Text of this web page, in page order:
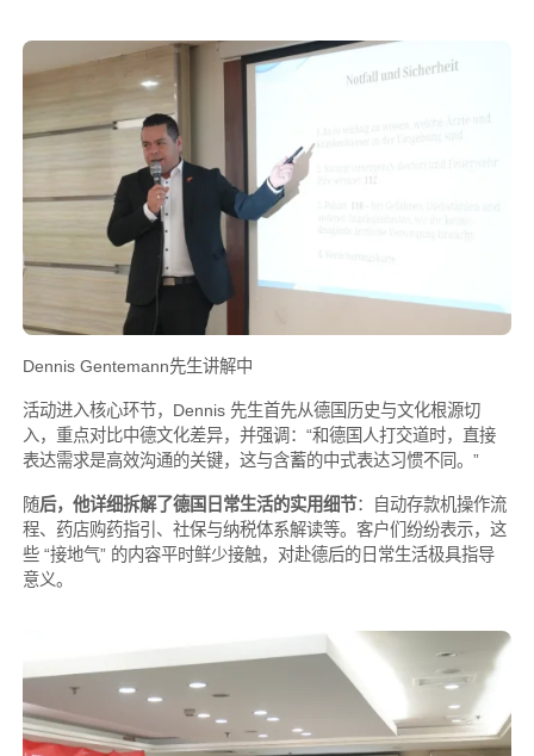
Dennis Gentemann先生讲解中
活动进入核心环节，Dennis 先生首先从德国历史与文化根源切
入，重点对比中德文化差异，并强调：“和德国人打交道时，直接
表达需求是高效沟通的关键，这与含蓄的中式表达习惯不同。”
随后，他详细拆解了德国日常生活的实用细节：自动存款机操作流
程、药店购药指引、社保与纳税体系解读等。客户们纷纷表示，这
些 “接地气” 的内容平时鲜少接触，对赴德后的日常生活极具指导
意义。